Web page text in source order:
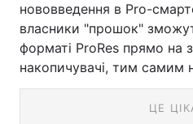
нововведення в Pro-
власники "прошок"
форматі ProRes прямо на
накопичувачі, тим самим